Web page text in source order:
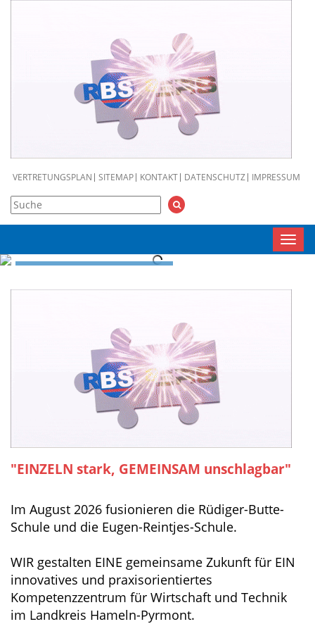
VERTRETUNGSPLAN SITEMAP KONTAKT DATENSCHUTZ IMPRESSUM
"EINZELN stark, GEMEINSAM unschlagbar"
Im August 2026 fusionieren die Rüdiger-Butte-
Schule und die Eugen-Reintjes-Schule.
WIR gestalten EINE gemeinsame Zukunft für EIN
innovatives und praxisorientiertes
Kompetenzzentrum für Wirtschaft und Technik
im Landkreis Hameln-Pyrmont.